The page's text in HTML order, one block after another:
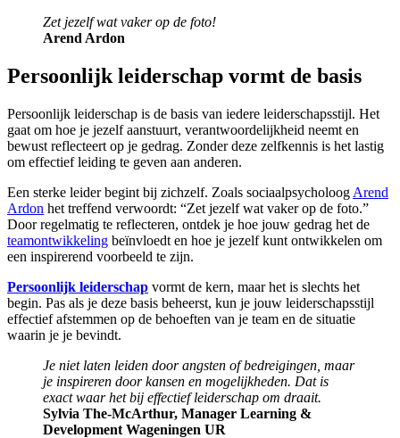
Zet jezelf wat vaker op de foto!
Arend Ardon
Persoonlijk leiderschap vormt de basis
Persoonlijk leiderschap is de basis van iedere leiderschapsstijl. Het
gaat om hoe je jezelf aanstuurt, verantwoordelijkheid neemt en
bewust reflecteert op je gedrag. Zonder deze zelfkennis is het lastig
om effectief leiding te geven aan anderen.
Een sterke leider begint bij zichzelf. Zoals sociaalpsycholoog Arend
Ardon het treffend verwoordt: “Zet jezelf wat vaker op de foto.”
Door regelmatig te reflecteren, ontdek je hoe jouw gedrag het de
teamontwikkeling beïnvloedt en hoe je jezelf kunt ontwikkelen om
een inspirerend voorbeeld te zijn.
Persoonlijk leiderschap vormt de kern, maar het is slechts het
begin. Pas als je deze basis beheerst, kun je jouw leiderschapsstijl
effectief afstemmen op de behoeften van je team en de situatie
waarin je je bevindt.
Je niet laten leiden door angsten of bedreigingen, maar
je inspireren door kansen en mogelijkheden. Dat is
exact waar het bij effectief leiderschap om draait.
Sylvia The-McArthur, Manager Learning &
Development ‎Wageningen UR